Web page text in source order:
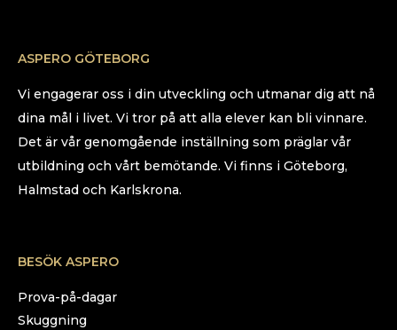
ASPERO GÖTEBORG
Vi engagerar oss i din utveckling och utmanar dig att nå
dina mål i livet. Vi tror på att alla elever kan bli vinnare.
Det är vår genomgående inställning som präglar vår
utbildning och vårt bemötande. Vi finns i Göteborg,
Halmstad och Karlskrona.
BESÖK ASPERO
Prova-på-dagar
Skuggning